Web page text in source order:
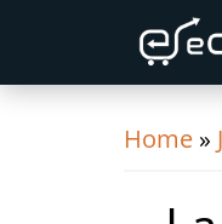
primary
navigation
content
primary
Home »